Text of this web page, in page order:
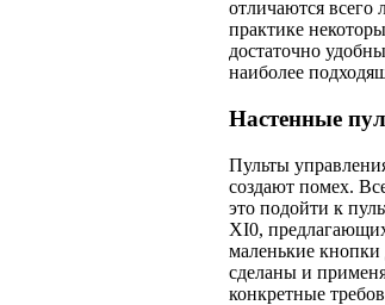
отличаются всего
практике
достаточно
наиболее
Настенные
Пульты
создают помех.
это подойти к
XI0,
маленькие
сделаны и
конкретные